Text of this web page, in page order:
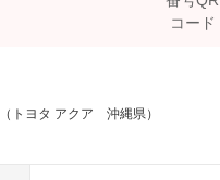
（トヨタ アクア 沖縄県）